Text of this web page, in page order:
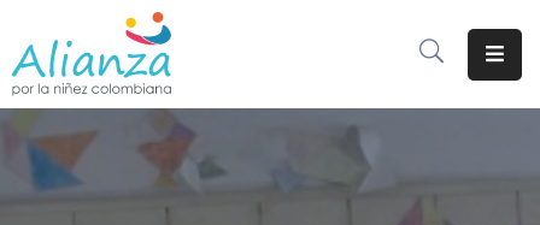
Inicio
Alianza